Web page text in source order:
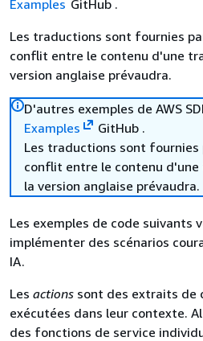
Examples GitHub .
Les traductions sont fournies
conflit entre le contenu d'une
version anglaise prévaudra.
D'autres exemples de AWS
Examples
GitHub .
Les traductions sont
conflit entre le contenu
la version anglaise prévaudra.
Les exemples de code
implémenter des scénarios
IA.
Les actions sont des extraits de
exécutées dans leur contexte.
des fonctions de service